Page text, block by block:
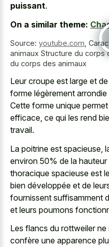
puissant.
On a similar theme:
Source: youtube.com
animaux Structure du corps
du corps des animaux
Leur croupe est large et
forme légèrement
Cette forme unique
efficace, ce qui les rend
travail.
La poitrine est spacieuse,
environ 50% de la
thoracique spacieuse est
bien développée et de
fournissent suffisamment
et leurs poumons
Les flancs du rottweiler
confère une apparence